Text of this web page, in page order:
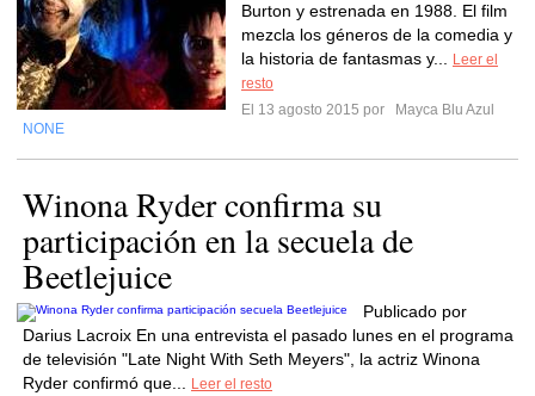
Burton y estrenada en 1988. El film
mezcla los géneros de la comedia y
la historia de fantasmas y...
Leer el
resto
El 13 agosto 2015 por
Mayca Blu Azul
NONE
Winona Ryder confirma su
participación en la secuela de
Beetlejuice
Publicado por
Darius Lacroix En una entrevista el pasado lunes en el programa
de televisión "Late Night With Seth Meyers", la actriz Winona
Ryder confirmó que...
Leer el resto